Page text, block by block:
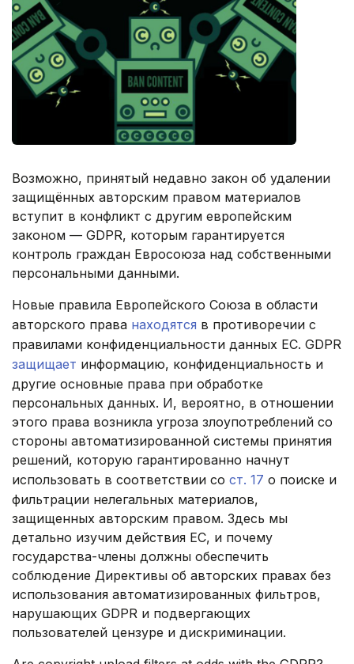
Возможно, принятый недавно закон об удалении
защищённых авторским правом материалов
вступит в конфликт с другим европейским
законом — GDPR, которым гарантируется
контроль граждан Евросоюза над собственными
персональными данными.
Новые правила Европейского Союза в области
авторского права находятся в противоречии с
правилами конфиденциальности данных ЕС. GDPR
защищает информацию, конфиденциальность и
другие основные права при обработке
персональных данных. И, вероятно, в отношении
этого права возникла угроза злоупотреблений со
стороны автоматизированной системы принятия
решений, которую гарантированно начнут
использовать в соответствии со ст. 17 о поиске и
фильтрации нелегальных материалов,
защищенных авторским правом. Здесь мы
детально изучим действия ЕС, и почему
государства-члены должны обеспечить
соблюдение Директивы об авторских правах без
использования автоматизированных фильтров,
нарушающих GDPR и подвергающих
пользователей цензуре и дискриминации.